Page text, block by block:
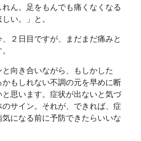
ん。足をもんでも痛くなくなる
い。」と。
２日目ですが、まだまだ痛みと
向き合いながら、もしかした
かもしれない不調の元を早めに断
と思います。症状が出ないと気づ
のサイン。それが、できれば、症
になる前に予防できたらいいな